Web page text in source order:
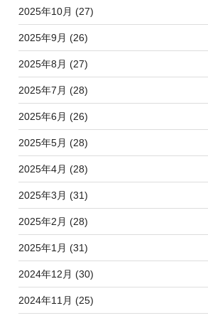
2025年10月 (27)
2025年9月 (26)
2025年8月 (27)
2025年7月 (28)
2025年6月 (26)
2025年5月 (28)
2025年4月 (28)
2025年3月 (31)
2025年2月 (28)
2025年1月 (31)
2024年12月 (30)
2024年11月 (25)